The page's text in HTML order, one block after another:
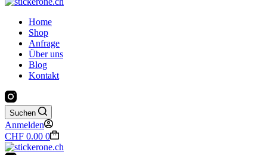
Home
Shop
Anfrage
Über uns
Blog
Kontakt
Suchen
Anmelden
Warenkorb
CHF 0.00 0